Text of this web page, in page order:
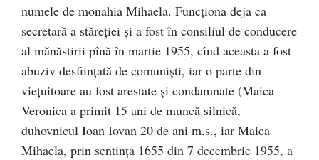
numele de monahia Mihaela. Funcţiona deja ca
secretară a stăreţiei şi a fost în consiliul de conducere
al mănăstirii pînă în martie 1955, cînd aceasta a fost
abuziv desfiinţată de comunişti, iar o parte din
vieţuitoare au fost arestate şi condamnate (Maica
Veronica a primit 15 ani de muncă silnică,
duhovnicul Ioan Iovan 20 de ani m.s., iar Maica
Mihaela, prin sentinţa 1655 din 7 decembrie 1955, a